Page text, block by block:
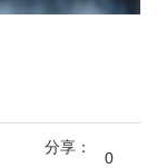
0
分享：